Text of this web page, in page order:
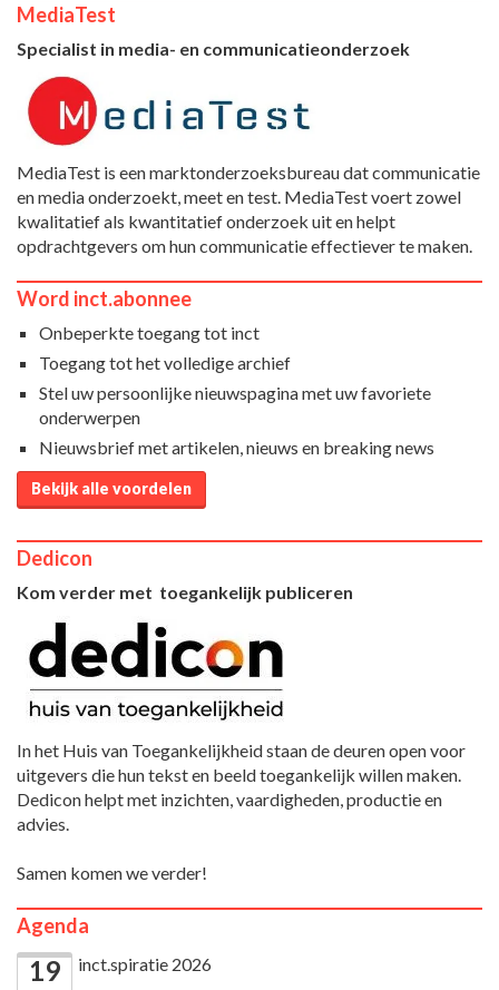
MediaTest
Specialist in media- en communicatieonderzoek
MediaTest is een marktonderzoeksbureau dat communicatie
en media onderzoekt, meet en test. MediaTest voert zowel
kwalitatief als kwantitatief onderzoek uit en helpt
opdrachtgevers om hun communicatie effectiever te maken.
Word inct.abonnee
Onbeperkte toegang tot inct
Toegang tot het volledige archief
Stel uw persoonlijke nieuwspagina met uw favoriete
onderwerpen
Nieuwsbrief met artikelen, nieuws en breaking news
Bekijk alle voordelen
Dedicon
Kom verder met toegankelijk publiceren
In het Huis van Toegankelijkheid staan de deuren open voor
uitgevers die hun tekst en beeld toegankelijk willen maken.
Dedicon helpt met inzichten, vaardigheden, productie en
advies.
Samen komen we verder!
Agenda
19 inct.spiratie 2026